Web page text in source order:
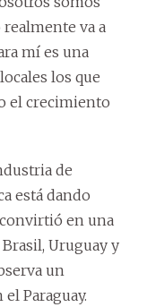
va a
mí es una
los que
el crecimiento
de
está dando
en una
Uruguay y
un
Paraguay.